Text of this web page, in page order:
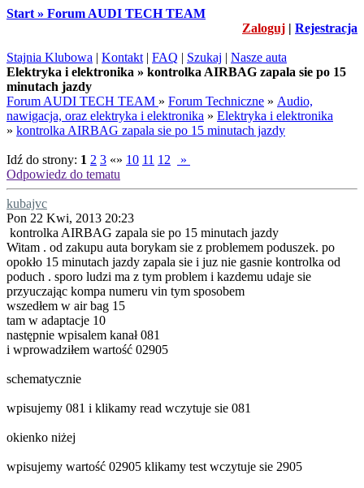
Start » Forum AUDI TECH TEAM
Zaloguj | Rejestracja
Stajnia Klubowa | Kontakt | FAQ | Szukaj | Nasze auta
Elektryka i elektronika » kontrolka AIRBAG zapala sie po 15
minutach jazdy
Forum AUDI TECH TEAM » Forum Techniczne » Audio,
nawigacja, oraz elektryka i elektronika » Elektryka i elektronika
» kontrolka AIRBAG zapala sie po 15 minutach jazdy
Idź do strony: 1 2 3 «» 10 11 12
»
Odpowiedz do tematu
kubajvc
Pon 22 Kwi, 2013 20:23
kontrolka AIRBAG zapala sie po 15 minutach jazdy
Witam . od zakupu auta borykam sie z problemem poduszek. po
opokło 15 minutach jazdy zapala sie i juz nie gasnie kontrolka od
poduch . sporo ludzi ma z tym problem i kazdemu udaje sie
przyuczając kompa numeru vin tym sposobem
wszedłem w air bag 15
tam w adaptacje 10
następnie wpisalem kanał 081
i wprowadziłem wartość 02905
schematycznie
wpisujemy 081 i klikamy read wczytuje sie 081
okienko niżej
wpisujemy wartość 02905 klikamy test wczytuje sie 2905